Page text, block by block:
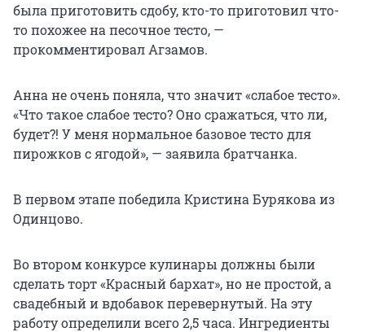
была приготовить сдобу, кто-то приготовил что-
то похожее на песочное тесто, —
прокомментировал Агзамов.
Анна не очень поняла, что значит «слабое тесто».
«Что такое слабое тесто? Оно сражаться, что ли,
будет?! У меня нормальное базовое тесто для
пирожков с ягодой», — заявила братчанка.
В первом этапе победила Кристина Бурякова из
Одинцово.
Во втором конкурсе кулинары должны были
сделать торт «Красный бархат», но не простой, а
свадебный и вдобавок перевернутый. На эту
работу определили всего 2,5 часа. Ингредиенты